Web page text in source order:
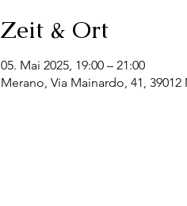
Zeit & Ort
05. Mai 2025, 19:00 – 21:00
Merano, Via Mainardo, 41,